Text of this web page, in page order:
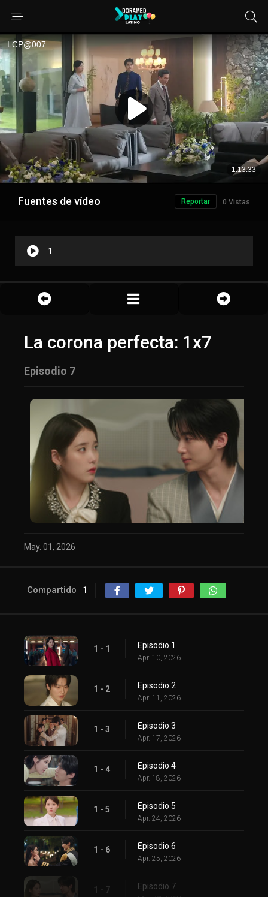
Fuentes de vídeo 0 Vistas
Reportar
1
La corona perfecta: 1x7
Episodio 7
May. 01, 2026
Compartido 1
1 - 1 Episodio 1
Apr. 10, 2026
1 - 2 Episodio 2
Apr. 11, 2026
1 - 3 Episodio 3
Apr. 17, 2026
1 - 4 Episodio 4
Apr. 18, 2026
1 - 5 Episodio 5
Apr. 24, 2026
1 - 6 Episodio 6
Apr. 25, 2026
1 - 7 Episodio 7